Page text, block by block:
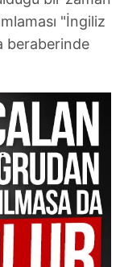
"İngiliz
beraberinde